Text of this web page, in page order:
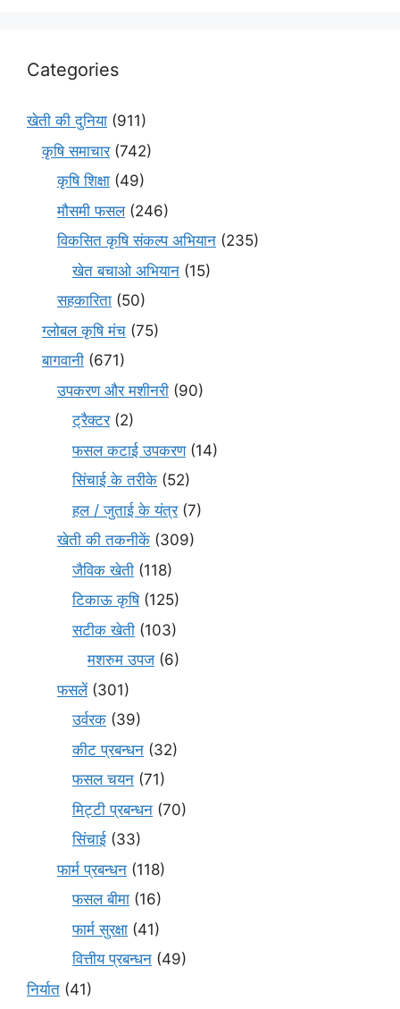
Categories
खेती की दुनिया (911)
कृषि समाचार(742)
कृषि शिक्षा (49)
मौसमी फसल(246)
विकसित कृषि संकल्प अभियान (235)
खेत बचाओ अभियान (15)
सहकारिता (50)
ग्लोबल कृषि मंच (75)
बागवानी (671)
उपकरण और मशीनरी (90)
ट्रैक्टर(2)
फसल कटाई उपकरण(14)
सिंचाई के तरीके (52)
हल / जुताई के यंत्र(7)
खेती की तकनीकें (309)
जैविक खेती (118)
टिकाऊ कृषि(125)
सटीक खेती (103)
मशरुम उपज (6)
फसलें(301)
उर्वरक (39)
कीट प्रबन्धन (32)
फसल चयन (71)
मि‌ट्टी प्रबन्धन (70)
सिंचाई (33)
फार्म प्रबन्धन (118)
फसल बीमा (16)
फार्म सुरक्षा (41)
वित्तीय प्रबन्धन (49)
निर्यात (41)